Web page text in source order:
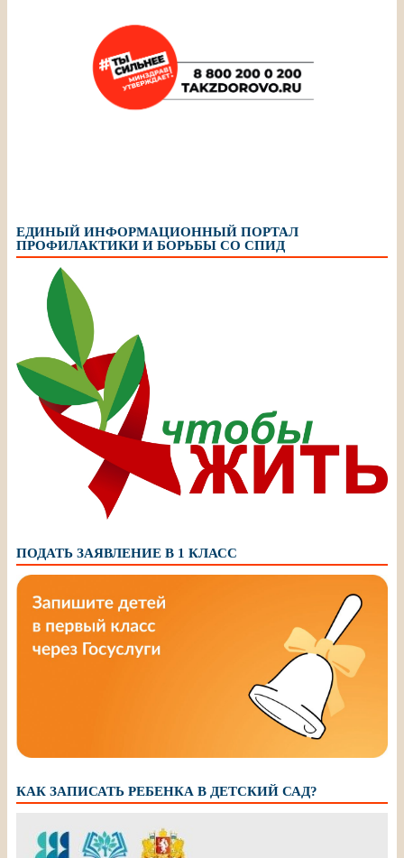
ЕДИНЫЙ ИНФОРМАЦИОННЫЙ ПОРТАЛ
ПРОФИЛАКТИКИ И БОРЬБЫ СО СПИД
ПОДАТЬ ЗАЯВЛЕНИЕ В 1 КЛАСС
КАК ЗАПИСАТЬ РЕБЕНКА В ДЕТСКИЙ САД?